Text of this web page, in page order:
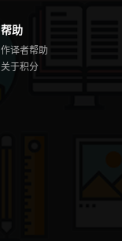
帮助
作译者帮助
关于积分